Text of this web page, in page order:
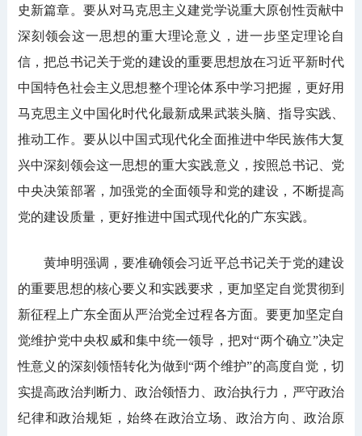
史新篇章。要从对马克思主义建党学说重大原创性贡献中
深刻领会这一思想的重大理论意义，进一步坚定理论自
信，把总书记关于党的建设的重要思想放在习近平新时代
中国特色社会主义思想整个理论体系中学习把握，更好用
马克思主义中国化时代化最新成果武装头脑、指导实践、
推动工作。要从以中国式现代化全面推进中华民族伟大复
兴中深刻领会这一思想的重大实践意义，按照总书记、党
中央决策部署，加强党的全面领导和党的建设，不断提高
党的建设质量，更好推进中国式现代化的广东实践。
黄坤明强调，要准确领会习近平总书记关于党的建设
的重要思想的核心要义和实践要求，更加坚定自觉贯彻到
新征程上广东全面从严治党全过程各方面。要更加坚定自
觉维护党中央权威和集中统一领导，把对“两个确立”决定
性意义的深刻领悟转化为做到“两个维护”的高度自觉，切
实提高政治判断力、政治领悟力、政治执行力，严守政治
纪律和政治规矩，始终在政治立场、政治方向、政治原